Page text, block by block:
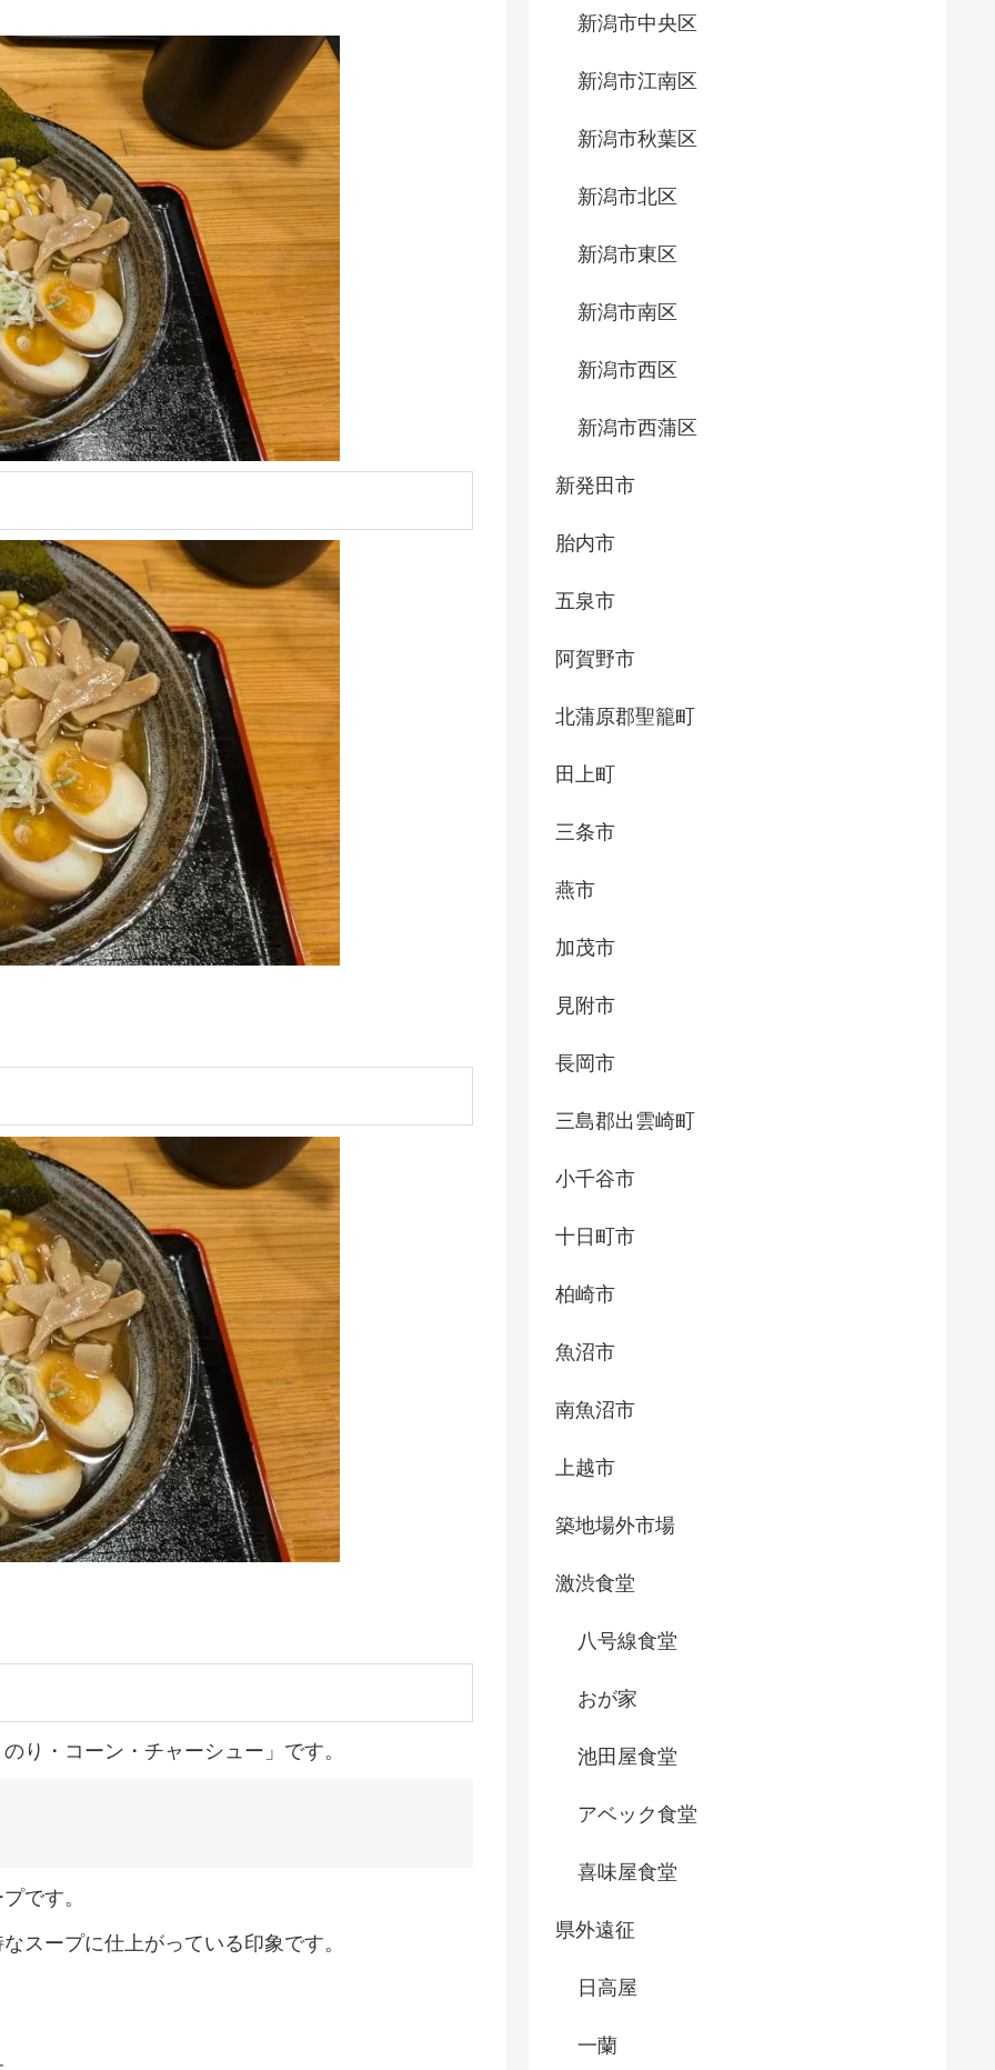
り・コーン・チャーシュー」です。
です。
スープに仕上がっている印象です。
新潟市中央区
新潟市江南区
新潟市秋葉区
新潟市北区
新潟市東区
新潟市南区
新潟市西区
新潟市西蒲区
新発田市
胎内市
五泉市
阿賀野市
北蒲原郡聖籠町
田上町
三条市
燕市
加茂市
見附市
長岡市
三島郡出雲崎町
小千谷市
十日町市
柏崎市
魚沼市
南魚沼市
上越市
築地場外市場
激渋食堂
八号線食堂
おが家
池田屋食堂
アベック食堂
喜味屋食堂
県外遠征
日高屋
一蘭